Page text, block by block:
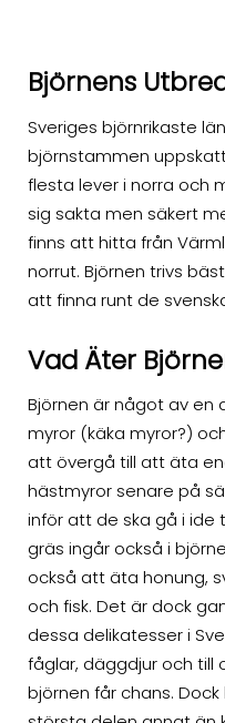
Björnens
Sveriges björnrikaste
björnstammen
flesta lever i norra och
sig sakta men säkert
finns att hitta från
norrut. Björnen trivs
att finna runt de
Vad Äter
Björnen är något av
myror (käka myror?)
att övergå till att äta
hästmyror senare på
inför att de ska gå i ide
gräs ingår också i
också att äta honung,
och fisk. Det är dock
dessa delikatesser i
fåglar, däggdjur och till
björnen får chans.